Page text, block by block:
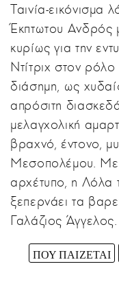
Ταινία-εικόνισμα
Έκπτωτου Ανδρός
κυρίως για την
Ντίτριχ στον
διάσημη, ως
απρόσιτη
μελαγχολική
βραχνό, έντονο,
Μεσοπολέμου. Με
αρχέτυπο, η Λόλα
ξεπερνάει τα
Γαλάζιος Άγγελος.
ΠΟΥ ΠΑΙΖΕΤΑΙ